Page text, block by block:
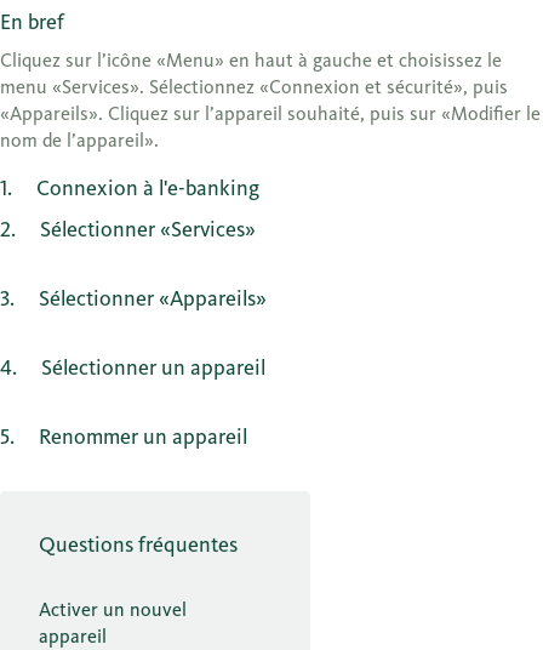
En bref
Cliquez sur l’icône «Menu» en haut à gauche et choisissez le
menu «Services». Sélectionnez «Connexion et sécurité», puis
«Appareils». Cliquez sur l’appareil souhaité, puis sur «Modifier le
nom de l’appareil».
1
Connexion à l'e-banking
2
Sélectionner «Services»
3 Sélectionner «Appareils»
4 Sélectionner un appareil
5 Renommer un appareil
Questions fréquentes
Activer un nouvel
appareil